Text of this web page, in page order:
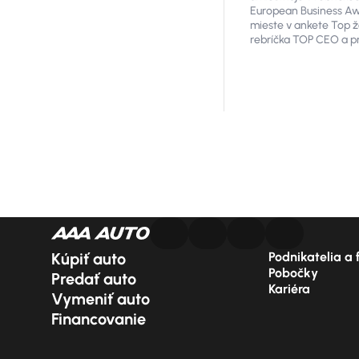
elektromobily
kilometrami
nad touto
European Business
mieste v ankete Top
rebríčka TOP CEO a
Kúpiť auto
Predať auto
Vymeniť auto
Financovanie
Podnikatelia a
Pobočky
Kariéra